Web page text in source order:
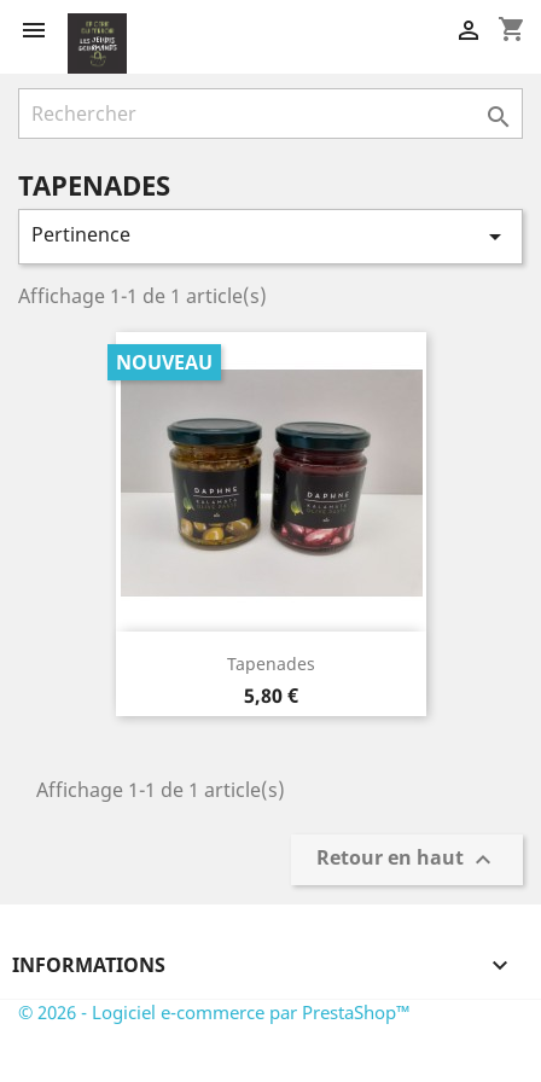
 shopping_cart


TAPENADES
Pertinence 
Affichage 1-1 de 1 article(s)
Tapenades
Prix
5,80 €
NOUVEAU
Affichage 1-1 de 1 article(s)
Retour en haut 
INFORMATIONS 
© 2026 - Logiciel e-commerce par PrestaShop™